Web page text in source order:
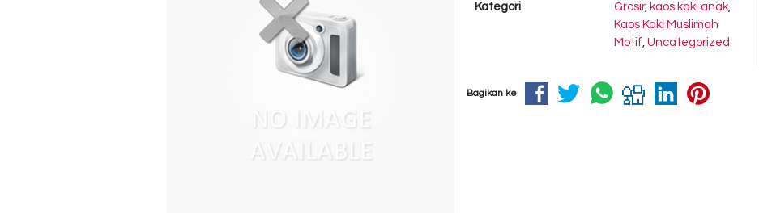
Kategori Grosir, kaos kaki anak,
Kaos Kaki Muslimah
Motif, Uncategorized
Bagikan ke